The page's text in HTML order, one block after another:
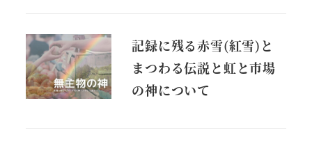
記録に残る赤雪(紅雪)と
まつわる伝説と虹と市場
の神について